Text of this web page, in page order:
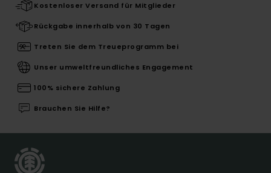
Kostenloser Versand für Mitglieder
Rückgabe innerhalb von 30 Tagen
Treten Sie dem Treueprogramm bei
Unser umweltfreundliches Engagement
100% sichere Zahlung
Brauchen Sie Hilfe?